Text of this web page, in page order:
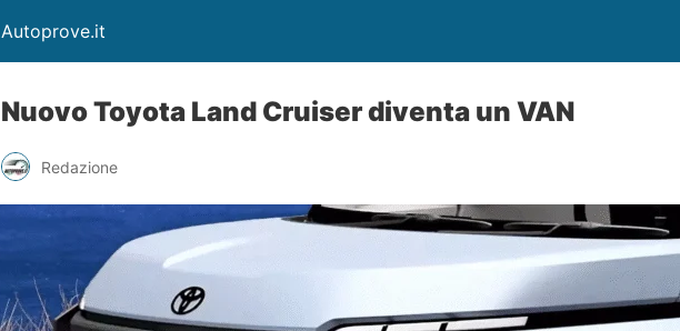
Autoprove.it
Nuovo Toyota Land Cruiser diventa un VAN
Redazione